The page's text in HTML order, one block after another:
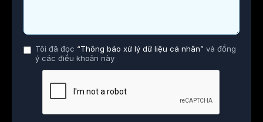
Tôi đã đọc “Thông báo xử lý dữ liệu cá nhân” và đồng
ý các điều khoản này